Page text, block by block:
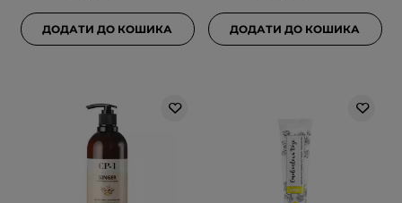
ДОДАТИ ДО КОШИКА ДОДАТИ ДО КОШИКА